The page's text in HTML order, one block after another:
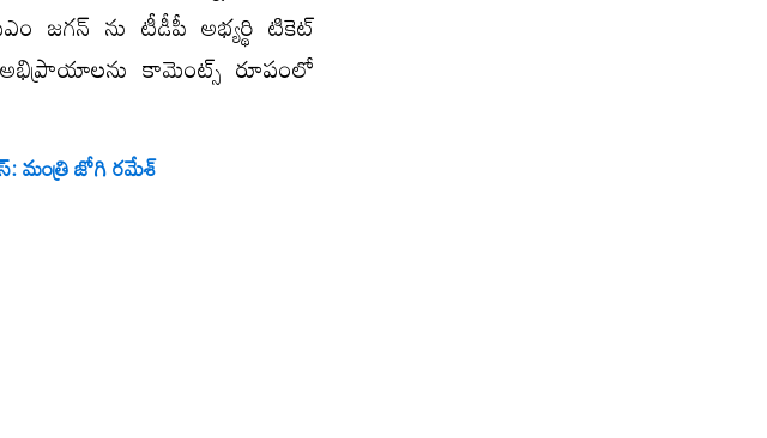
జగన్ ను టీడీపీ అభ్యర్థి టికెట్
కామెంట్స్ రూపంలో
మంత్రి జోగి రమేశ్